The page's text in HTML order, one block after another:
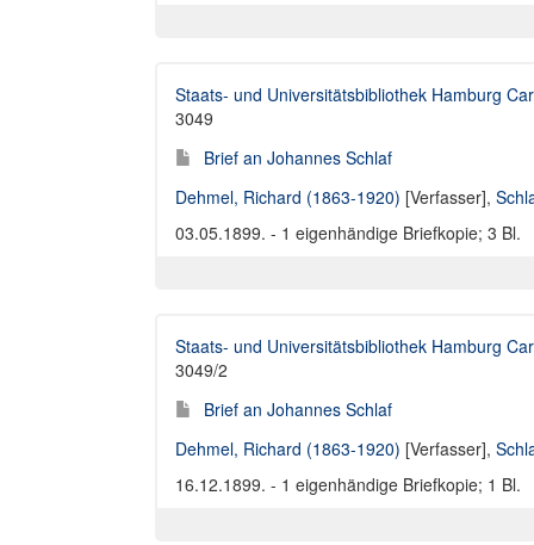
Staats- und Universitätsbibliothek Hamburg
3049
Brief an Johannes Schlaf
Dehmel, Richard (1863-1920) [Verfasser],
03.05.1899. - 1 eigenhändige Briefkopie; 3 Bl.
Staats- und Universitätsbibliothek Hamburg
3049/2
Brief an Johannes Schlaf
Dehmel, Richard (1863-1920) [Verfasser],
16.12.1899. - 1 eigenhändige Briefkopie; 1 Bl.